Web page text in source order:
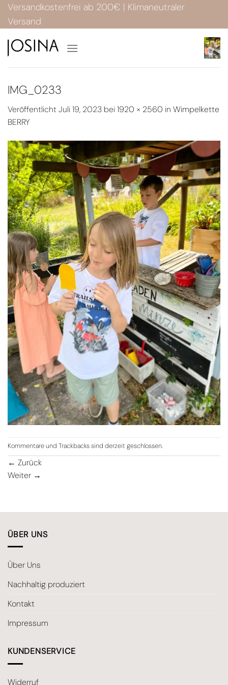
Zum
Inhalt
springen
Versandkostenfrei ab 200€ | Klimaneutraler
Versand
IMG_0233
VeröffentlichtJuli 19, 2023 bei 1920 × 2560 in Wimpelkette
BERRY
Kommentare und Trackbacks sind derzeit geschlossen.
← Zurück
Weiter →
ÜBER UNS
Über Uns
Nachhaltig produziert
Kontakt
Impressum
KUNDENSERVICE
Widerruf